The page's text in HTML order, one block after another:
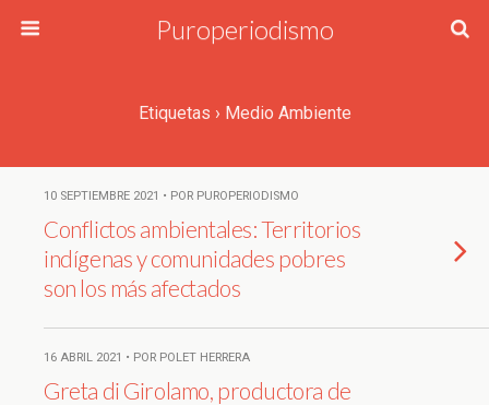
Puroperiodismo
Etiquetas › Medio Ambiente
10 SEPTIEMBRE 2021 • POR PUROPERIODISMO
Conflictos ambientales: Territorios
indígenas y comunidades pobres
son los más afectados
16 ABRIL 2021 • POR POLET HERRERA
Greta di Girolamo, productora de